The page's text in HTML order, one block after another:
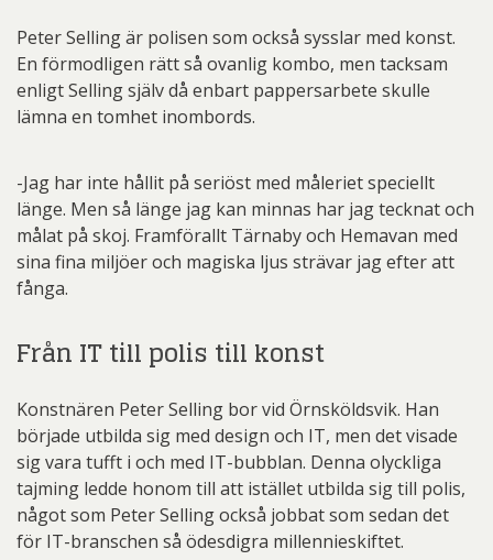
Peter Selling är polisen som också sysslar med konst.
En förmodligen rätt så ovanlig kombo, men tacksam
enligt Selling själv då enbart pappersarbete skulle
lämna en tomhet inombords.
-Jag har inte hållit på seriöst med måleriet speciellt
länge. Men så länge jag kan minnas har jag tecknat och
målat på skoj. Framförallt Tärnaby och Hemavan med
sina fina miljöer och magiska ljus strävar jag efter att
fånga.
Från IT till polis till konst
Konstnären Peter Selling bor vid Örnsköldsvik. Han
började utbilda sig med design och IT, men det visade
sig vara tufft i och med IT-bubblan. Denna olyckliga
tajming ledde honom till att istället utbilda sig till polis,
något som Peter Selling också jobbat som sedan det
för IT-branschen så ödesdigra millennieskiftet.